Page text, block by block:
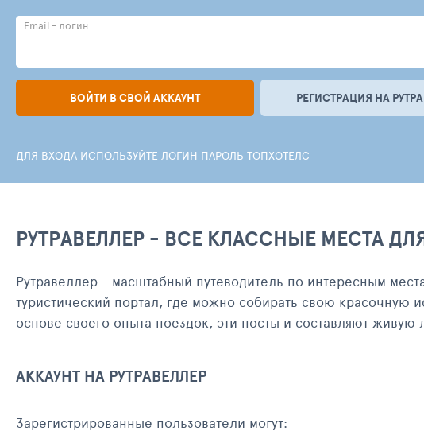
Email - логин
ВОЙТИ В СВОЙ АККАУНТ РЕГИСТРАЦИЯ НА
ДЛЯ ВХОДА ИСПОЛЬЗУЙТЕ ЛОГИН ПАРОЛЬ ТОПХОТЕЛС
РУТРАВЕЛЛЕР - ВСЕ КЛАССНЫЕ МЕСТА
Рутравеллер - масштабный путеводитель по интересным
туристический портал, где можно собирать свою красочную
основе своего опыта поездок, эти посты и составляют живую
АККАУНТ НА РУТРАВЕЛЛЕР
Зарегистрированные пользователи могут: